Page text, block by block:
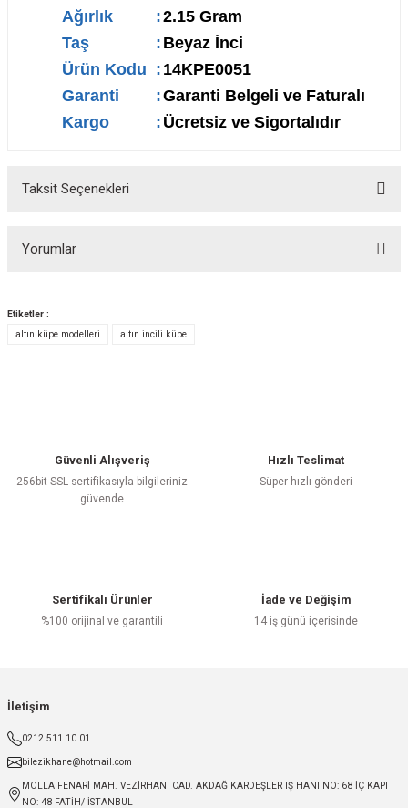
Ağırlık
:2.15 Gram
Taş
: Beyaz İnci
Ürün Kodu : 14KPE0051
Garanti
:Garanti Belgeli ve Faturalı
Kargo
: Ücretsiz ve Sigortalıdır
Taksit Seçenekleri
Yorumlar
Bu ürüne ilk yorumu siz yapın!
Etiketler :
altın küpe modelleri
altın incili küpe
Güvenli Alışveriş
256bit SSL sertifikasıyla bilgileriniz
güvende
Hızlı Teslimat
Süper hızlı gönderi
Sertifikalı Ürünler
%100 orijinal ve garantili
İade ve Değişim
14 iş günü içerisinde
İletişim
0212 511 10 01
bilezikhane@hotmail.com
MOLLA FENARİ MAH. VEZİRHANI CAD. AKDAĞ KARDEŞLER IŞ HANI NO: 68 İÇ KAPI
NO: 48 FATİH/ İSTANBUL